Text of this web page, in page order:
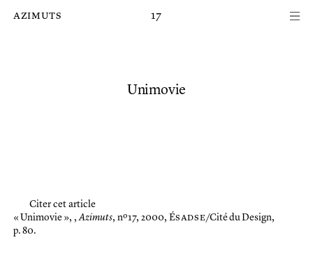
azimuts 17
Unimovie
Citer cet article
« Unimovie », ,Azimuts, nº 17, 2000, Ésadse/Cité du Design,
p. 80.